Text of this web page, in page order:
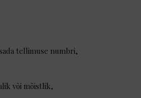
tellimuse numbri,
või mõistlik,